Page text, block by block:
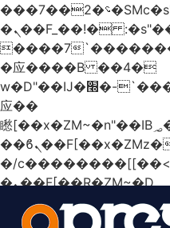
���؝�2��7�SMc�s"���ޭ�DQ/�应
�ܢ��F_��!� :�s"��
����7
�应����B ��4�
w�D"��IJ�׭�-`������S��9�Dr�ji��EJ߅��gJ�
应��
矁[��x�ZM~�n"��IB؃��!'����Тѕ��+��(m��IK�ʭ�/|
��ϐܢ��F[��x�ZMz�G�� %嬩
�/
�ܢ��F[��R�ZM~�D